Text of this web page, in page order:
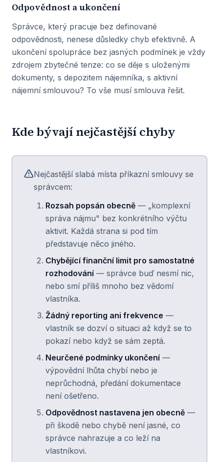
Odpovědnost a ukončení
Správce, který pracuje bez definované
odpovědnosti, nenese důsledky chyb efektivně. A
ukončení spolupráce bez jasných podmínek je vždy
zdrojem zbytečné tenze: co se děje s uloženými
dokumenty, s depozitem nájemníka, s aktivní
nájemní smlouvou? To vše musí smlouva řešit.
Kde bývají nejčastější chyby
Nejčastější slabá místa příkazní smlouvy se
správcem:
Rozsah popsán obecně — „komplexní
správa nájmu" bez konkrétního výčtu
aktivit. Každá strana si pod tím
představuje něco jiného.
Chybějící finanční limit pro samostatné
rozhodování — správce buď nesmí nic,
nebo smí příliš mnoho bez vědomí
vlastníka.
Žádný reporting ani frekvence —
vlastník se dozví o situaci až když se to
pokazí nebo když se sám zeptá.
Neurčené podmínky ukončení —
výpovědní lhůta chybí nebo je
neprůchodná, předání dokumentace
není ošetřeno.
Odpovědnost nastavena jen obecně —
při škodě nebo chybě není jasné, co
správce nahrazuje a co leží na
vlastníkovi.